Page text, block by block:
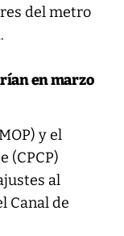
del metro
en marzo
y el
(CPCP)
al
Canal de